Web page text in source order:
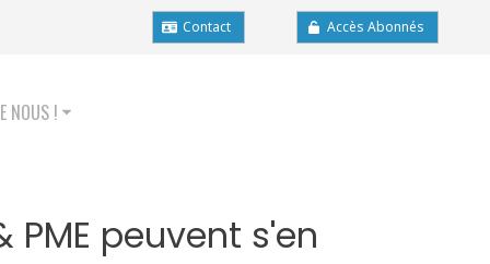
Contact Accès Abonnés
NOUS !
peuvent s'en